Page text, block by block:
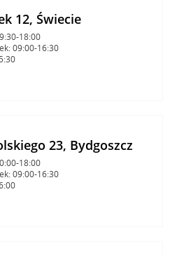
12, Świecie
18:00
09:00-16:30
23, Bydgoszcz
18:00
09:00-16:30